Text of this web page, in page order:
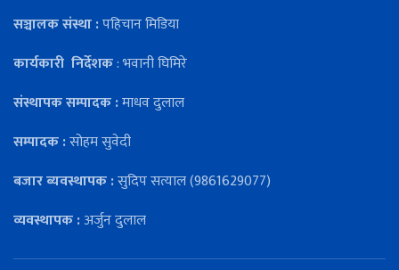
सञ्चालक संस्था :पहिचान मिडिया
कार्यकारी निर्देशक: भवानी घिमिरे
संस्थापक सम्पादक :माधव दुलाल
सम्पादक :सोहम सुवेदी
बजार ब्यवस्थापक :सुदिप सत्याल (9861629077)
व्यवस्थापक :अर्जुन दुलाल